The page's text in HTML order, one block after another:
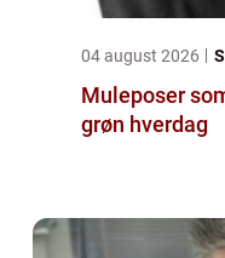
04 august 2026
Muleposer
grøn hverdag